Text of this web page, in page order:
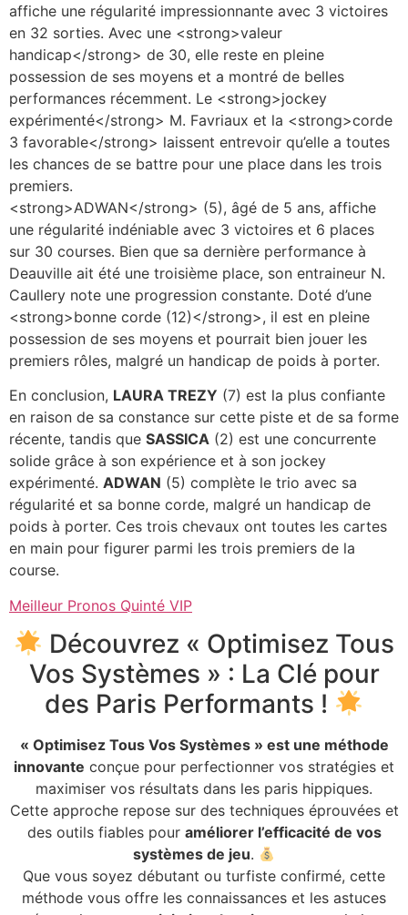
affiche une régularité impressionnante avec 3 victoires
en 32 sorties. Avec une <strong>valeur
handicap</strong> de 30, elle reste en pleine
possession de ses moyens et a montré de belles
performances récemment. Le <strong>jockey
expérimenté</strong> M. Favriaux et la <strong>corde
3 favorable</strong> laissent entrevoir qu’elle a toutes
les chances de se battre pour une place dans les trois
premiers.
<strong>ADWAN</strong> (5), âgé de 5 ans, affiche
une régularité indéniable avec 3 victoires et 6 places
sur 30 courses. Bien que sa dernière performance à
Deauville ait été une troisième place, son entraineur N.
Caullery note une progression constante. Doté d’une
<strong>bonne corde (12)</strong>, il est en pleine
possession de ses moyens et pourrait bien jouer les
premiers rôles, malgré un handicap de poids à porter.
En conclusion, LAURA TREZY (7) est la plus confiante
en raison de sa constance sur cette piste et de sa forme
récente, tandis que SASSICA (2) est une concurrente
solide grâce à son expérience et à son jockey
expérimenté. ADWAN (5) complète le trio avec sa
régularité et sa bonne corde, malgré un handicap de
poids à porter. Ces trois chevaux ont toutes les cartes
en main pour figurer parmi les trois premiers de la
course.
Meilleur Pronos Quinté VIP
Découvrez « Optimisez Tous
Vos Systèmes » : La Clé pour
des Paris Performants !
« Optimisez Tous Vos Systèmes » est une méthode
innovante conçue pour perfectionner vos stratégies et
maximiser vos résultats dans les paris hippiques.
Cette approche repose sur des techniques éprouvées et
des outils fiables pour améliorer l’efficacité de vos
systèmes de jeu.
Que vous soyez débutant ou turfiste confirmé, cette
méthode vous offre les connaissances et les astuces